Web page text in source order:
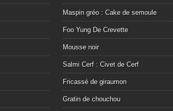
Maspin gréo : Cake de semoule
Foo Yung De Crevette
Mousse noir
Salmi Cerf : Civet de Cerf
Fricassé de giraumon
Gratin de chouchou